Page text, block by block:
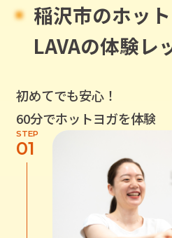
稲沢市のホッ
LAVAの体験レ
初めてでも安心！
60分でホットヨガを体験
STEP
01